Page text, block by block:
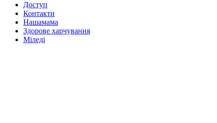
Доступ
Контакти
Нашамама
Здорове харчування
Міледі